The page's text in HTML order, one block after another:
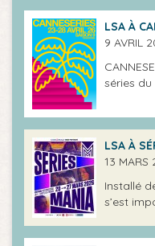
LSA À
9 AVRIL
séries
LSA À
13 MARS
Installé
s’est